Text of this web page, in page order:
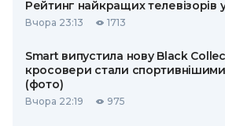
Рейтинг найкращих телевізорів
Вчора 23:13 1713
Smart випустила нову Black
кросовери стали
(фото)
Вчора 22:19 975